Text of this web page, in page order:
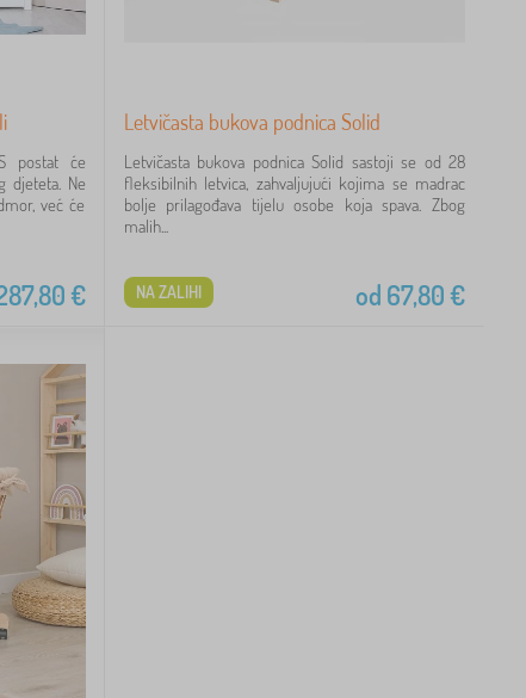
postat će
djeteta. Ne
već će
€
Letvičasta bukova podnica Solid
Letvičasta bukova podnica Solid sastoji se od 28
fleksibilnih letvica, zahvaljujući kojima se madrac
bolje prilagođava tijelu osobe koja spava. Zbog
malih...
od 67,80€
NA ZALIHI